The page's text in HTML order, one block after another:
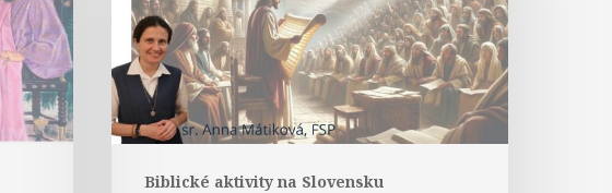
Biblické aktivity na Slovensku